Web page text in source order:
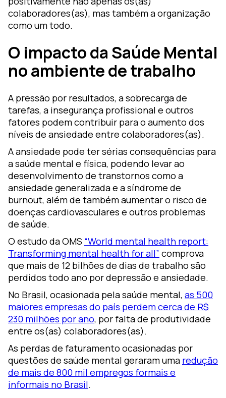
colaboradores(as), mas também a organização
como um todo.
O impacto da Saúde Mental
no ambiente de trabalho
A pressão por resultados, a sobrecarga de
tarefas, a insegurança profissional e outros
fatores podem contribuir para o aumento dos
níveis de ansiedade entre colaboradores(as).
A ansiedade pode ter sérias consequências para
a saúde mental e física, podendo levar ao
desenvolvimento de transtornos como a
ansiedade generalizada e a síndrome de
burnout, além de também aumentar o risco de
doenças cardiovasculares e outros problemas
de saúde.
O estudo da OMS “World mental health report:
Transforming mental health for all” comprova
que mais de 12 bilhões de dias de trabalho são
perdidos todo ano por depressão e ansiedade.
No Brasil, ocasionada pela saúde mental, as 500
maiores empresas do país perdem cerca de R$
230 milhões por ano, por falta de produtividade
entre os(as) colaboradores(as).
As perdas de faturamento ocasionadas por
questões de saúde mental geraram uma redução
de mais de 800 mil empregos formais e
informais no Brasil.